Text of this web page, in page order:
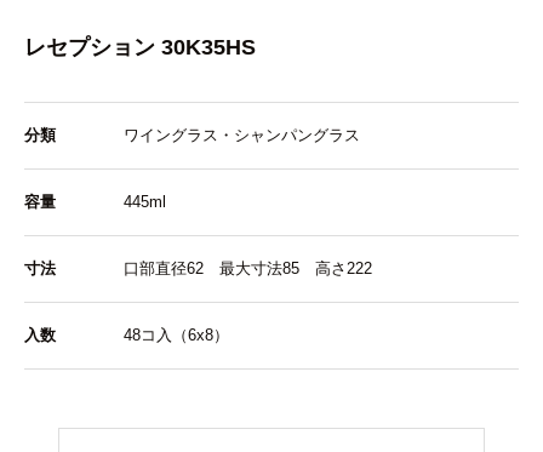
レセプション 30K35HS
分類 ワイングラス・シャンパングラス
容量 445ml
寸法 口部直径62 最大寸法85 高さ222
入数 48コ入（6x8）